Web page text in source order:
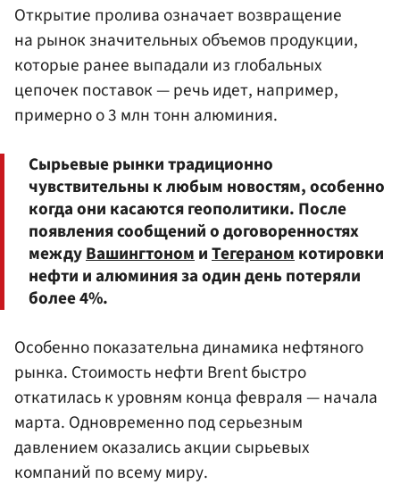
Открытие пролива означает возвращение
на рынок значительных объемов продукции,
которые ранее выпадали из глобальных
цепочек поставок — речь идет, например,
примерно о 3 млн тонн алюминия.
Сырьевые рынки традиционно
чувствительны к любым новостям, особенно
когда они касаются геополитики. После
появления сообщений о договоренностях
междуВашингтономиТегераномкотировки
нефти и алюминия за один день потеряли
более 4%.
Особенно показательна динамика нефтяного
рынка. Стоимость нефти Brent быстро
откатилась к уровням конца февраля — начала
марта. Одновременно под серьезным
давлением оказались акции сырьевых
компаний по всему миру.